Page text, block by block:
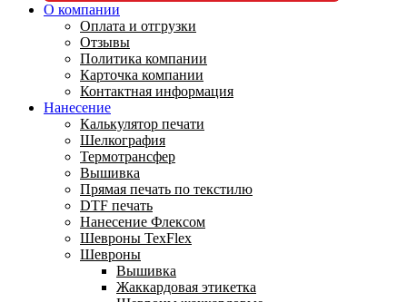
О компании
Оплата и отгрузки
Отзывы
Политика компании
Карточка компании
Контактная информация
Нанесение
Калькулятор печати
Шелкография
Термотрансфер
Вышивка
Прямая печать по текстилю
DTF печать
Нанесение Флексом
Шевроны TexFlex
Шевроны
Вышивка
Жаккардовая этикетка